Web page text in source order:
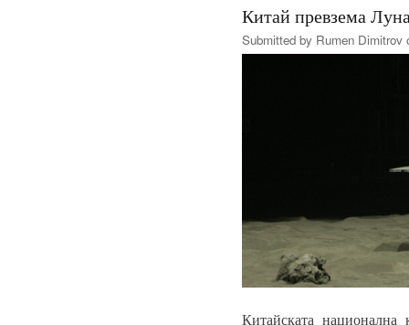
Китай превзема
Submitted by Rumen Dimitrov
Китайската национална